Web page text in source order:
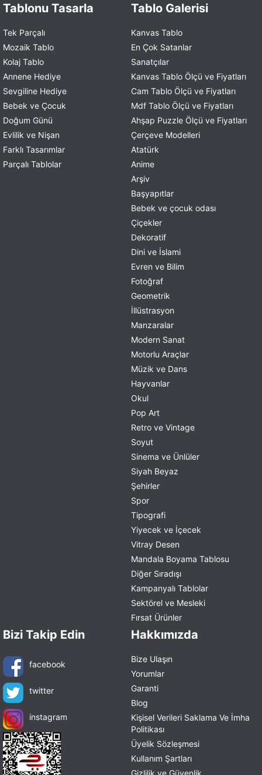
Tablonu Tasarla
Tek Parçalı
Mozaik Tablo
Kolaj Tablo
Annene Hediye
Sevgiline Hediye
Bebek ve Çocuk
Doğum Günü
Evlilik ve Nişan
Farklı Tasarımlar
Parçalı Tablolar
Tablo Galerisi
Kanvas Tablo
En Çok Satanlar
Sanatçılar
Kanvas Tablo Ölçü ve Fiyatları
Cam Tablo Ölçü ve Fiyatları
Mdf Tablo Ölçü ve Fiyatları
Ahşap Puzzle Ölçü ve Fiyatları
Çerçeve Modelleri
Atatürk
Anime
Arşiv
Başyapıtlar
Bebek ve çocuk odası
Çiçekler
Dekoratif
Dini ve İslami
Evren ve Bilim
Fotoğraf
Geometrik
İllüstrasyon
Manzaralar
Modern Sanat
Motorlu Araçlar
Müzik ve Dans
Hayvanlar
Okul
Pop Art
Retro ve Vintage
Soyut
Sinema ve Ünlüler
Siyah Beyaz
Şehirler
Spor
Tipografi
Yiyecek ve İçecek
Vitray Desen
Mandala Boyama Tablosu
Diğer Sıradışı
Kampanyalı Tablolar
Sektörel ve Mesleki
Fırsat Ürünler
Bizi Takip Edin
facebook
twitter
instagram
Hakkımızda
Bize Ulaşın
Yorumlar
Garanti
Blog
Kişisel Verileri Saklama Ve İmha
Politikası
Üyelik Sözleşmesi
Kullanım Şartları
Gizlilik ve Güvenlik